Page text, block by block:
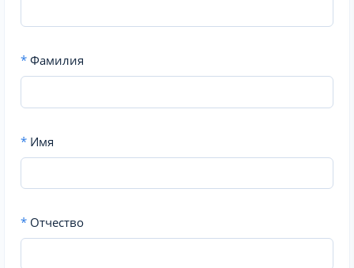
* Фамилия
* Имя
* Отчество